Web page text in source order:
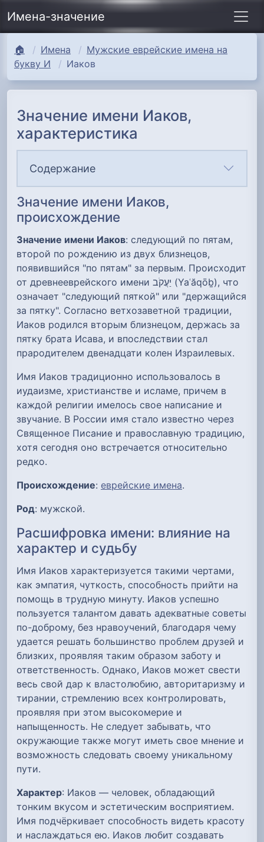
Имена-значение
🏠 Имена
Мужские еврейские имена на
букву И
Иаков
Значение имени Иаков,
характеристика
Содержание
Значение имени Иаков,
происхождение
Значение имени Иаков: следующий по пятам,
второй по рождению из двух близнецов,
появившийся "по пятам" за первым. Происходит
от древнееврейского имени יַעֲקֹב (Yaʿăqōḇ), что
означает "следующий пяткой" или "держащийся
за пятку". Согласно ветхозаветной традиции,
Иаков родился вторым близнецом, держась за
пятку брата Исава, и впоследствии стал
прародителем двенадцати колен Израилевых.
Имя Иаков традиционно использовалось в
иудаизме, христианстве и исламе, причем в
каждой религии имелось свое написание и
звучание. В России имя стало известно через
Священное Писание и православную традицию,
хотя сегодня оно встречается относительно
редко.
Происхождение: еврейские имена.
Род: мужской.
Расшифровка имени: влияние на
характер и судьбу
Имя Иаков характеризуется такими чертами,
как эмпатия, чуткость, способность прийти на
помощь в трудную минуту. Иаков успешно
пользуется талантом давать адекватные советы
по-доброму, без нравоучений, благодаря чему
удается решать большинство проблем друзей и
близких, проявляя таким образом заботу и
ответственность. Однако, Иаков может свести
весь свой дар к властолюбию, авторитаризму и
тирании, стремлению всех контролировать,
проявляя при этом высокомерие и
напыщенность. Не следует забывать, что
окружающие также могут иметь свое мнение и
возможность следовать своему уникальному
пути.
Характер: Иаков — человек, обладающий
тонким вкусом и эстетическим восприятием.
Имя подчёркивает способность видеть красоту
и наслаждаться ею. Иаков любит создавать